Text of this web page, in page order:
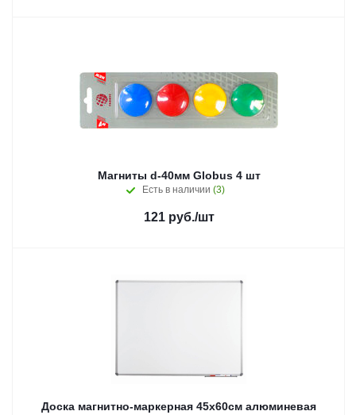
Магниты d-40мм Globus 4 шт
Есть в наличии (3)
121руб./шт
Доска магнитно-маркерная 45х60см алюминевая